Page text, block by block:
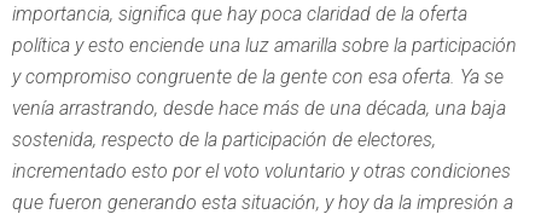
importancia, significa que hay poca claridad de la oferta
política y esto enciende una luz amarilla sobre la participación
y compromiso congruente de la gente con esa oferta. Ya se
venía arrastrando, desde hace más de una década, una baja
sostenida, respecto de la participación de electores,
incrementado esto por el voto voluntario y otras condiciones
que fueron generando esta situación, y hoy da la impresión a